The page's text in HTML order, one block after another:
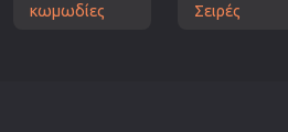
κωμωδίες
Σειρές